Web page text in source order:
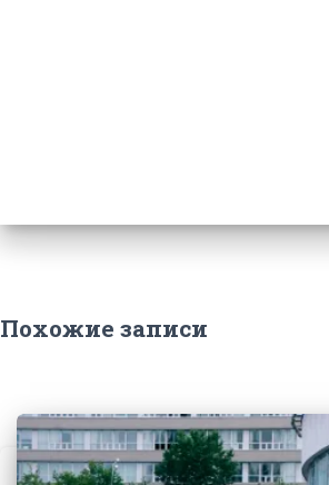
Похожие записи